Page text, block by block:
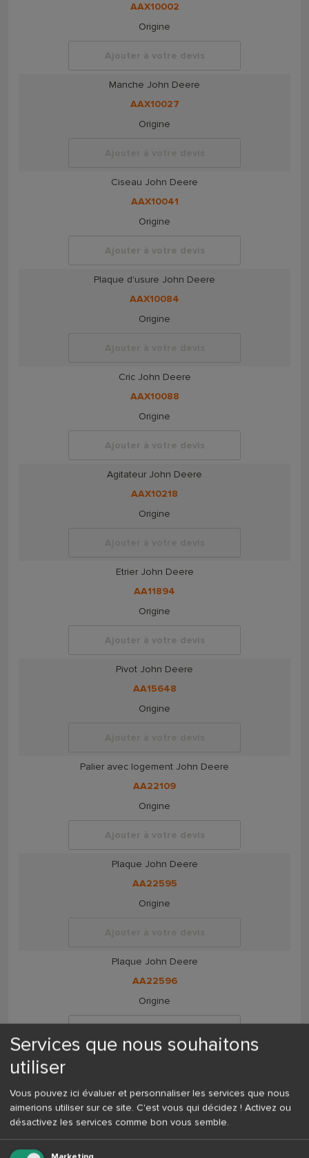
AAX10002
Origine
Ajouter à votre devis
Manche John Deere
AAX10027
Origine
Ciseau John Deere
AAX10041
Origine
Ajouter à votre devis
Plaque d'usure John Deere
AAX10084
Origine
Cric John Deere
AAX10088
Origine
Ajouter à votre devis
Agitateur John Deere
AAX10218
Origine
Etrier John Deere
AA11894
Origine
Ajouter à votre devis
Pivot John Deere
AA15648
Origine
Palier avec logement John Deere
AA22109
Origine
Ajouter à votre devis
Plaque John Deere
AA22595
Origine
Plaque John Deere
AA22596
Origine
Origine
Ajouter à votre devis
Services que nous souhaitons
utiliser
Vous pouvez ici évaluer et personnaliser les services que nous
aimerions utiliser sur ce site. C'est vous qui décidez ! Activez ou
désactivez les services comme bon vous semble.